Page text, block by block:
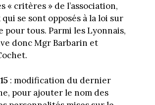
« critères » de l’association,
se sont opposés à la loi sur
pour tous. Parmi les Lyonnais,
donc Mgr Barbarin et
: modification du dernier
pour ajouter le nom des